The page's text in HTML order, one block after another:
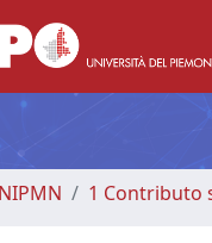
1 Contributo